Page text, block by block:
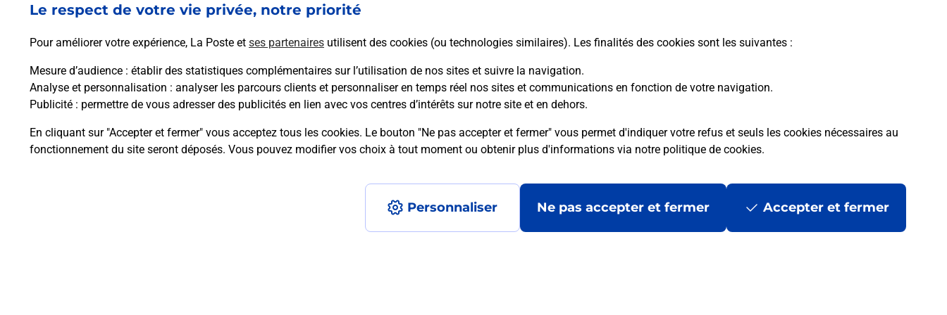
Le respect de votre vie privée, notre priorité
Pour améliorer votre expérience, La Poste et ses partenaires utilisent des cookies (ou technologies similaires). Les finalités des cookies sont les suivantes :
Mesure d’audience : établir des statistiques complémentaires sur l’utilisation de nos sites et suivre la navigation.
Analyse et personnalisation : analyser les parcours clients et personnaliser en temps réel nos sites et communications en fonction de votre navigation.
Publicité : permettre de vous adresser des publicités en lien avec vos centres d’intérêts sur notre site et en dehors.
En cliquant sur "Accepter et fermer" vous acceptez tous les cookies. Le bouton "Ne pas accepter et fermer" vous permet d'indiquer votre refus et seuls les cookies nécessaires au
fonctionnement du site seront déposés. Vous pouvez modifier vos choix à tout moment ou obtenir plus d'informations via notre politique de cookies.
Personnaliser Ne pas accepter et fermer Accepter et fermer
Questions fréquemment posées
Comment retourner un colis acheté en ligne depuis votre boîte aux lettres ?
Comment envoyer un colis ou faire un retour chez un e-commerçant sans se déplacer ?